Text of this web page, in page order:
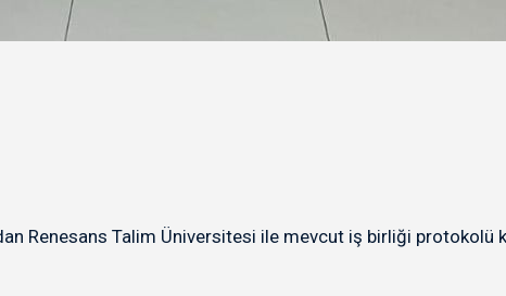
Renesans Talim Üniversitesi ile mevcut iş birliği